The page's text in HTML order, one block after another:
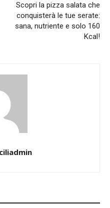
Scopri la pizza salata che
conquisterà le tue serate:
sana, nutriente e solo 160
Kcal!